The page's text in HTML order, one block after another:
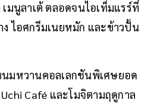
มนูลาเต้ ตลอดจนไอเท็มแรร์ที่
ง ไอศกรีมเนยหมัก และข้าวปั้น
มหวานคอลเลกชันพิเศษยอด
Café และโมจิตามฤดูกาล